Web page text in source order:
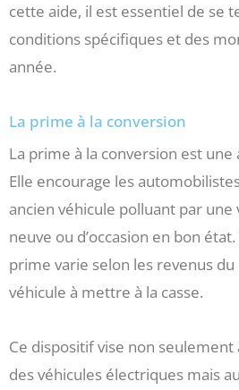
cette aide, il est essentiel de se
conditions spécifiques et des
année.
La prime à la conversion
La prime à la conversion est
Elle encourage les
ancien véhicule polluant par
neuve ou d’occasion en bon
prime varie selon les revenus du
véhicule à mettre à la casse.
Ce dispositif vise non seulement
des véhicules électriques mais